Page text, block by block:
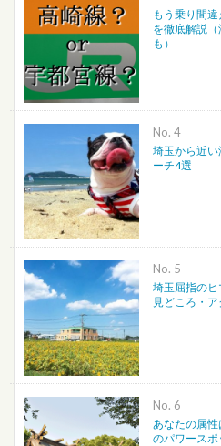
もう乗り間
を徹底解説
も）
No.
埼玉から近
ーチ4選
No.
埼玉屈指の
見どころ・
No.
あなたの属
のパワース